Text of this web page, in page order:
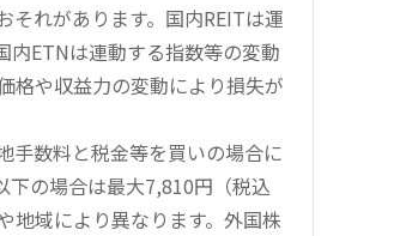
れがあります。国内REITは運
内ETNは連動する指数等の変動
格や収益力の変動により損失が
手数料と税金等を買いの場合に
下の場合は最大7,810円（税込
地域により異なります。外国株